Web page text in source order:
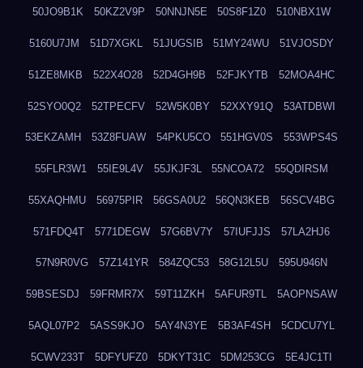
50JO9B1K 50KZ2V9P 50NNJN5E 50S8F1Z0 510NBX1W
5160U7JM 51D7XGKL 51JUGSIB 51MY24WU 51VJOSDY
51ZE8MKB 522X4O28 52D4GH9B 52FJKYTB 52MOA4HC
52SYO0Q2 52TPECFV 52W5K0BY 52XXY91Q 53ATDBWI
53EKZAMH 53Z8FUAW 54PKU5CO 551HGV0S 553WPS4S
55FLR3W1 55IE9L4V 55JKJF3L 55NCOA72 55QDIRSM
55XAQHMU 56975PIR 56GSA0U2 56QN3KEB 56SCV4BG
571FDQ4T 5771DEGW 57G6BV7Y 57IUFJJS 57LA2HJ6
57N9R0VG 57Z141YR 584ZQC53 58G12L5U 595U946N
59BSESDJ 59FRMR7X 59T11ZKH 5AFUR9TL 5AOPNSAW
5AQL07P2 5ASS9KJO 5AY4N3YE 5B3AF4SH 5CDCU7YL
5CWV233T 5DFYUFZ0 5DKYT31C 5DM253CG 5E4JC1TI